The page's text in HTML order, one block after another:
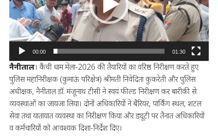
00:00 01:30
नैनीताल। कैंची धाम मेला-2026 की तैयारियों का वरिष्ठ निरीक्षण करते हुए
पुलिस महानिरीक्षक (कुमाऊं परिक्षेत्र) श्रीमती निवेदिता कुकरेती और पुलिस
अधीक्षक, नैनीताल डॉ. मंजूनाथ टीसी ने स्वयं फील्ड निरीक्षण कर बारीकी से
व्यवस्थाओं का जायजा लिया। दोनों अधिकारियों ने बैरियर, पार्किंग स्थल, शटल
सेवा तथा यातायात व्यवस्था का निरीक्षण किया और ड्यूटी पर तैनात अधिकारियों
व कर्मचारियों को आवश्यक दिशा-निर्देश दिए।